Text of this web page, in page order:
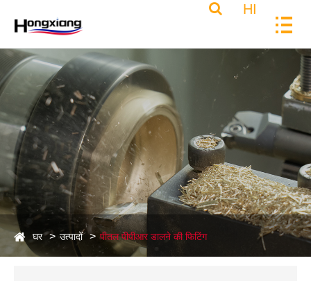
HI
घर उत्पादों पीतल पीपीआर डालने की फिटिंग